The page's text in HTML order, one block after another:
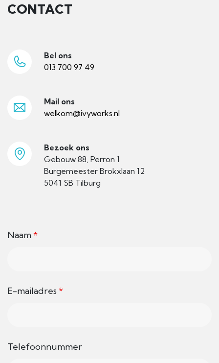
CONTACT
Bel ons
013 700 97 49
Mail ons
welkom@ivyworks.nl
Bezoek ons
Gebouw 88, Perron 1
Burgemeester Brokxlaan 12
5041 SB Tilburg
Naam*
E-mailadres *
Telefoonnummer